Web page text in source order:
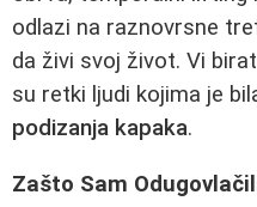
odlazi na raznovrsne
da živi svoj život. Vi
su retki ljudi kojima je
podizanja kapaka.
Zašto Sam